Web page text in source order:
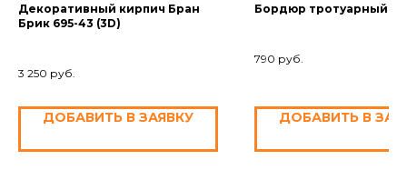
Декоративный кирпич Бран
Брик 695-43 (3D)
3 250 руб.
ДОБАВИТЬ В ЗАЯВКУ
Бордюр тротуарный С
790 руб.
ДОБАВИТЬ В